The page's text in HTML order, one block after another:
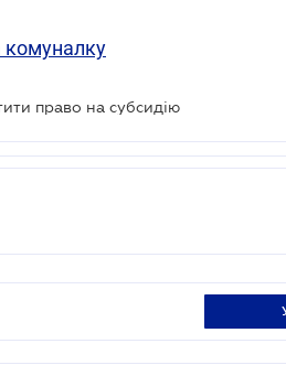
комуналку
право на субсидію